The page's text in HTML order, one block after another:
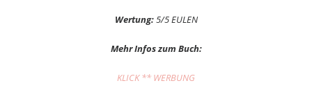
Wertung:5/5 EULEN
Mehr Infos zum Buch:
KLICK ** WERBUNG